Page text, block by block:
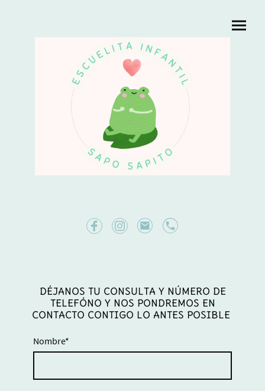
DÉJANOS TU CONSULTA Y NÚMERO DE
TELEFÓNO Y NOS PONDREMOS EN
CONTACTO CONTIGO LO ANTES POSIBLE
Nombre*